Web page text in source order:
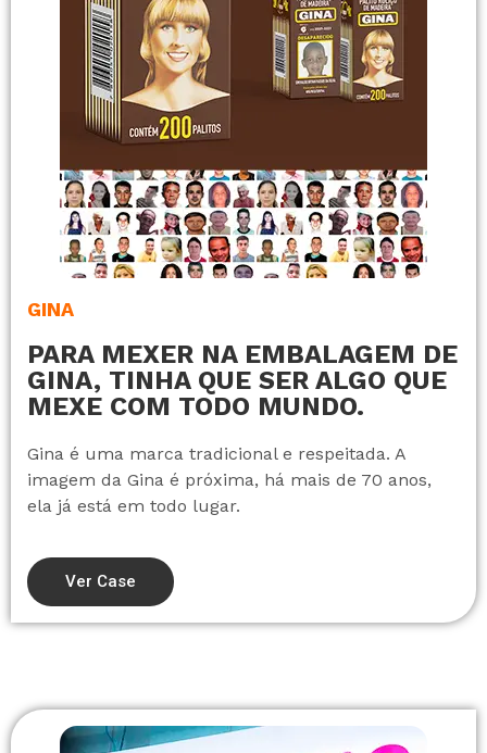
GINA
PARA MEXER NA EMBALAGEM DE
GINA, TINHA QUE SER ALGO QUE
MEXE COM TODO MUNDO.
Gina é uma marca tradicional e respeitada. A
imagem da Gina é próxima, há mais de 70 anos,
ela já está em todo lugar.
Ver Case